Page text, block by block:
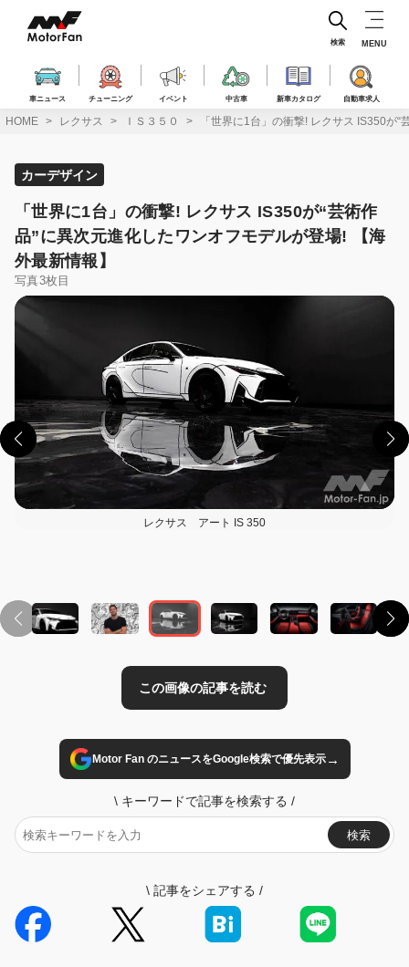
ス
車ニュース チューニング イベント 中古車 新車カタログ 自動車求人
検索 MENU
HOME レクサス ＩＳ３５０ 「世界に1台」の衝撃! レクサス IS350が
カーデザイン
「世界に1台」の衝撃! レクサス IS350が“芸術作
品”に異次元進化したワンオフモデルが登場! 【海
外最新情報】
写真3枚目
レクサス アート IS 350
Motor Fan のニュースをGoogle検索で優先表示→
\ キーワードで記事を検索する /
検索
\ 記事をシェアする /